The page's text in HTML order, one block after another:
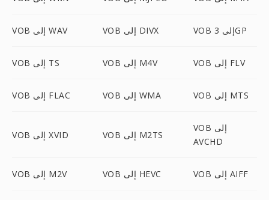
VOB إلى WAV VOB إلى DIVX VOB إلى 3GP
VOB إلى TS VOB إلى M4V VOB إلى FLV
VOB إلى FLAC VOB إلى WMA VOB إلى MTS
VOB إلى XVID VOB إلى M2TS
VOB إلى
AVCHD
VOB إلى M2V VOB إلى HEVC VOB إلى AIFF